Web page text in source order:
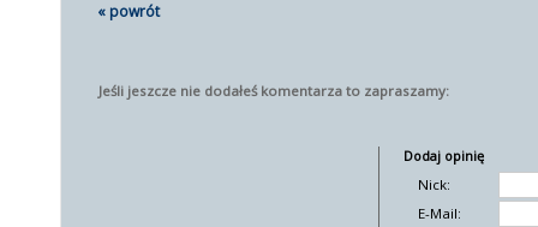
« powrót
Jeśli jeszcze nie dodałeś komentarza to zapraszamy:
Dodaj opinię
Nick:
E-Mail: